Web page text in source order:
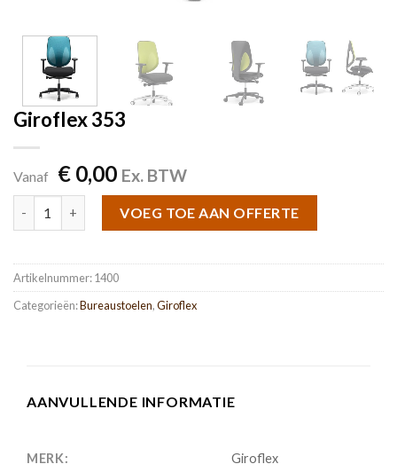
Giroflex 353
Vanaf €0,00 Ex. BTW
VOEG TOE AAN OFFERTE
Artikelnummer:1400
Categorieën:Bureaustoelen,Giroflex
AANVULLENDE INFORMATIE
MERK: Giroflex